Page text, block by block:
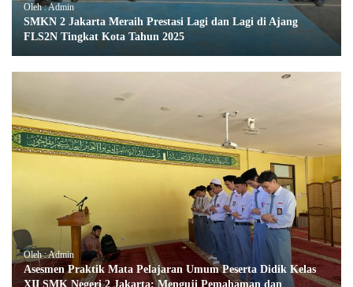
Oleh : Admin
SMKN 2 Jakarta Meraih Prestasi Lagi dan Lagi di Ajang
FLS2N Tingkat Kota Tahun 2025
Oleh : Admin
Asesmen Praktik Mata Pelajaran Umum Peserta Didik Kelas
XII SMK Negeri 2 Jakarta: Menguji Pemahaman dan